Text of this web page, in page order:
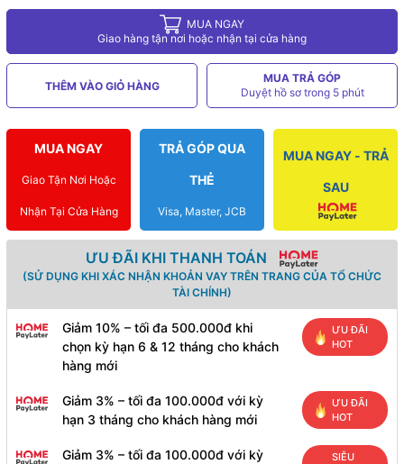
MUA NGAY
Giao hàng tận nơi hoặc nhận tại cửa hàng
THÊM VÀO GIỎ HÀNG
MUA TRẢ GÓP
Duyệt hồ sơ trong 5 phút
MUA NGAY
Giao Tận Nơi Hoặc
Nhận Tại Cửa Hàng
TRẢ GÓP QUA
THẺ
Visa, Master, JCB
MUA NGAY - TRẢ
SAU
ƯU ĐÃI KHI THANH TOÁN
(SỬ DỤNG KHI XÁC NHẬN KHOẢN VAY TRÊN TRANG CỦA TỔ CHỨC
TÀI CHÍNH)
Giảm 10% – tối đa 500.000đ khi
chọn kỳ hạn 6 & 12 tháng cho khách
hàng mới
ƯU ĐÃI
HOT
Giảm 3% – tối đa 100.000đ với kỳ
hạn 3 tháng cho khách hàng mới
ƯU ĐÃI
HOT
Giảm 3% – tối đa 100.000đ với kỳ
SIÊU